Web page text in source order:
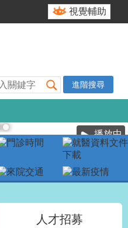
視覺輔助
進階搜尋
播放中
人才招募